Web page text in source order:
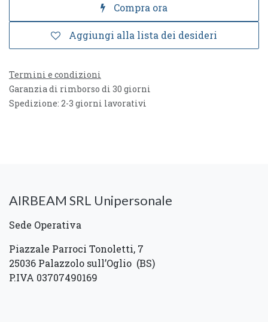
Compra ora
Aggiungi alla lista dei desideri
Termini e condizioni
Garanzia di rimborso di 30 giorni
Spedizione: 2-3 giorni lavorativi
AIRBEAM SRL Unipersonale
Sede Operativa
Piazzale Parroci Tonoletti, 7
25036 Palazzolo sull’Oglio (BS)
P.IVA 03707490169